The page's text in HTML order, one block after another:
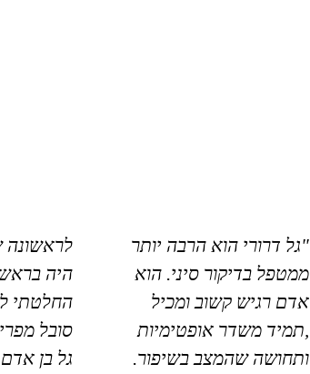
"גל דרורי הוא הרבה יותר
ממטפל בדיקור סיני. הוא
אדם רגיש קשוב ומכיל
,תמיד משדר אופטימיות
ותחושה שהמצב בשיפור.
היה
החלטתי
סובל
גל בן